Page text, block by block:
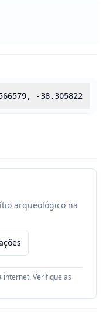
, -38.305822
arqueológico na
internet. Verifique as